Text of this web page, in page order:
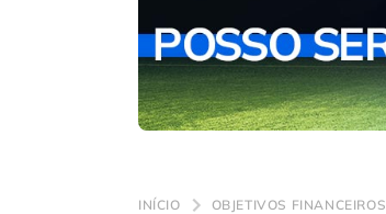
INÍCIO OBJETIVOS FINANCEIROS